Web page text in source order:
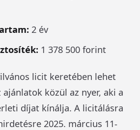
2 év
1 378 500 forint
licit keretében lehet
ajánlatok közül az nyer, aki a
díjat kínálja. A licitálásra
2025. március 11-